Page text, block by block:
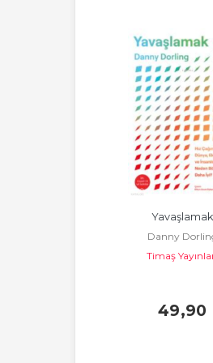
Yavaşlamak
Danny
Timaş
49,90